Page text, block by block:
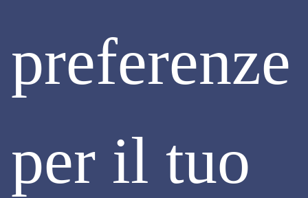
Il Decreto Legge “Coesione”, recentemente convertito in
legge, ha introdotto misure di prevenzione e contrasto del
lavoro sommerso nei cantieri pubblici che sono sempre
assoggettati alla verifica della congruità della manodopera.
Si tratta di regole più severe che pongono in capo al
prima di procedere al saldo finale dei lavori.
Continua
preferenze
per il tuo